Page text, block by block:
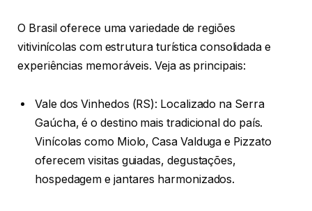
O Brasil oferece uma variedade de regiões
vitivinícolas com estrutura turística consolidada e
experiências memoráveis. Veja as principais:
Vale dos Vinhedos (RS): Localizado na Serra
Gaúcha, é o destino mais tradicional do país.
Vinícolas como Miolo, Casa Valduga e Pizzato
oferecem visitas guiadas, degustações,
hospedagem e jantares harmonizados.